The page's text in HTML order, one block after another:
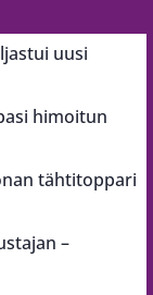
uusi
himoitun
tähtitoppari
–